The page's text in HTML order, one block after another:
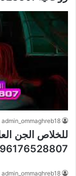
admin_ommaghreb18
للخلاص الجن
admin_ommaghreb18